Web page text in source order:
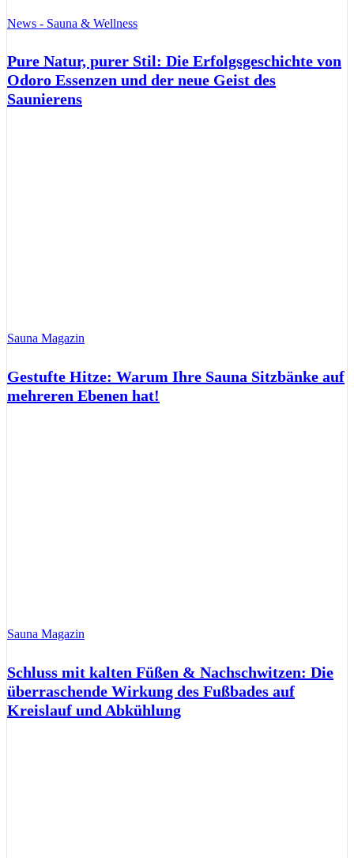
News - Sauna & Wellness
Pure Natur, purer Stil: Die Erfolgsgeschichte von
Odoro Essenzen und der neue Geist des
Saunierens
Sauna Magazin
Gestufte Hitze: Warum Ihre Sauna Sitzbänke auf
mehreren Ebenen hat!
Sauna Magazin
Schluss mit kalten Füßen & Nachschwitzen: Die
überraschende Wirkung des Fußbades auf
Kreislauf und Abkühlung